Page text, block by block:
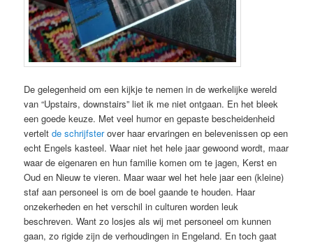
De gelegenheid om een kijkje te nemen in de werkelijke wereld
van “Upstairs, downstairs” liet ik me niet ontgaan. En het bleek
een goede keuze. Met veel humor en gepaste bescheidenheid
verteltde schrijfsterover haar ervaringen en belevenissen op een
echt Engels kasteel. Waar niet het hele jaar gewoond wordt, maar
waar de eigenaren en hun familie komen om te jagen, Kerst en
Oud en Nieuw te vieren. Maar waar wel het hele jaar een (kleine)
staf aan personeel is om de boel gaande te houden. Haar
onzekerheden en het verschil in culturen worden leuk
beschreven. Want zo losjes als wij met personeel om kunnen
gaan, zo rigide zijn de verhoudingen in Engeland. En toch gaat